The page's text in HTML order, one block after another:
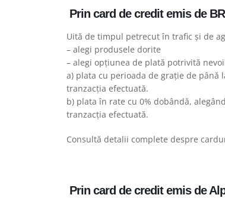
Prin card de credit emis de
Uită de timpul petrecut în trafic și de
– alegi produsele dorite
– alegi opțiunea de plată potrivită
a) plata cu perioada de grație de până
tranzacția efectuată.
b) plata în rate cu 0% dobândă,
tranzacția efectuată.
Consultă detalii complete despre
Prin card de credit emis de